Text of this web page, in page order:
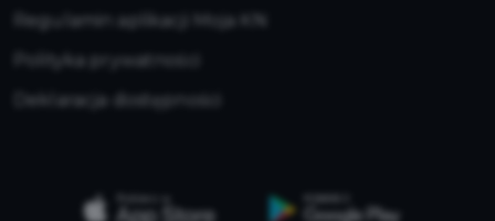
Regulamin aplikacji Moja KN
Polityka prywatności
Deklaracja dostępności